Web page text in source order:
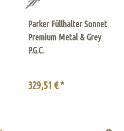
Parker Füllhalter Sonnet
Premium Metal & Grey
P.G.C.
329,51 € *